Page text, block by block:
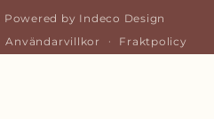
Powered by Indeco Design
Användarvillkor Fraktpolicy